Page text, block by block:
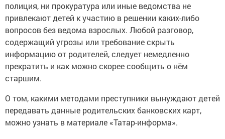
полиция, ни прокуратура или иные ведомства не
привлекают детей к участию в решении каких-либо
вопросов без ведома взрослых. Любой разговор,
содержащий угрозы или требование скрыть
информацию от родителей, следует немедленно
прекратить и как можно скорее сообщить о нём
старшим.
О том, какими методами преступники вынуждают детей
передавать данные родительских банковских карт,
можно узнать в материале «Татар-информа».